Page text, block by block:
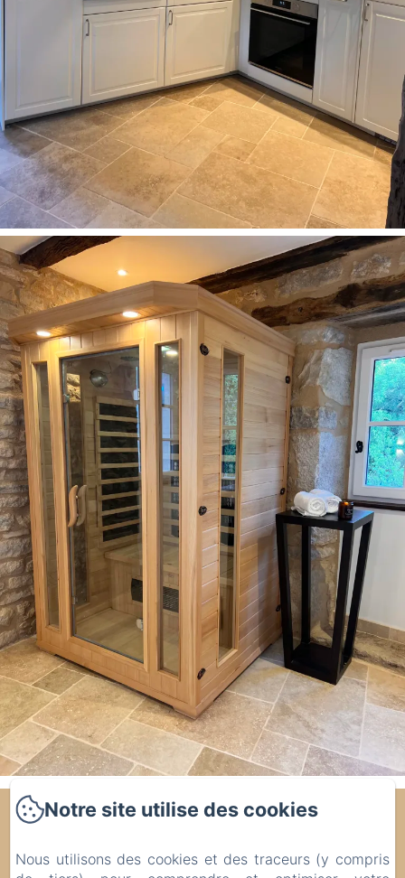
Noubar
Politique de confidentialitéInformations légales
Notre site utilise des cookies
Nous utilisons des cookies et des traceurs (y compris